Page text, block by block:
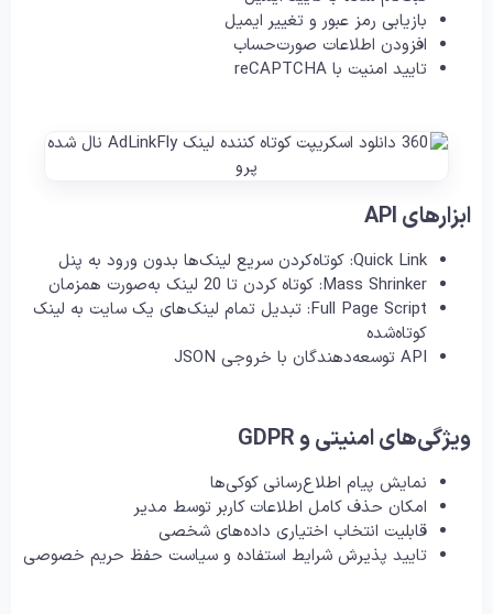
بازیابی رمز عبور و تغییر ایمیل
افزودن اطلاعات صورت‌حساب
تایید امنیت با reCAPTCHA
ابزارهای API
Quick Link: کوتاه‌کردن سریع لینک‌ها بدون ورود به پنل
Mass Shrinker: کوتاه کردن تا 20 لینک به‌صورت همزمان
Full Page Script: تبدیل تمام لینک‌های یک سایت به لینک
کوتاه‌شده
API توسعه‌دهندگان با خروجی JSON
ویژگی‌های امنیتی و GDPR
نمایش پیام اطلاع‌رسانی کوکی‌ها
امکان حذف کامل اطلاعات کاربر توسط مدیر
قابلیت انتخاب اختیاری داده‌های شخصی
تایید پذیرش شرایط استفاده و سیاست حفظ حریم خصوصی